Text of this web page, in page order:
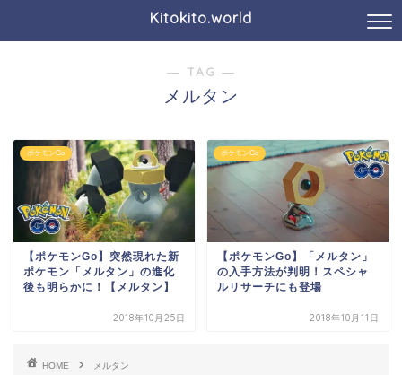
Kitokito.world
― TAG ―
メルタン
ポケモンGo
【ポケモンGo】突然現れた新
ポケモン「メルタン」の進化
後も明らかに！【メルタン】
2018年10月25日
ポケモンGo
【ポケモンGo】「メルタン」
の入手方法が判明！スペシャ
ルリサーチにも登場
2018年10月11日
HOME メルタン